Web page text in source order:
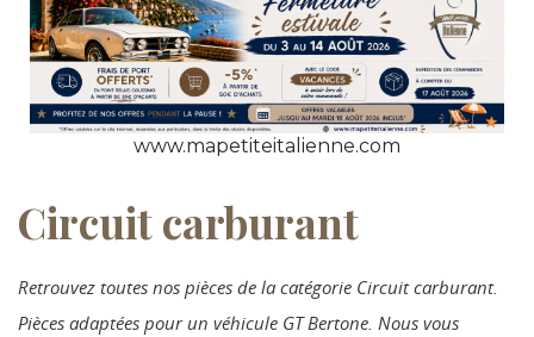
www.mapetiteitalienne.com
Circuit carburant
Retrouvez toutes nos pièces de la catégorie Circuit carburant.
Pièces adaptées pour un véhicule GT Bertone. Nous vous